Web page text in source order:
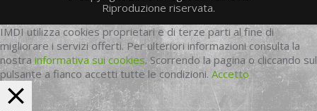
Riproduzione riservata.
IMDI utilizza cookies proprietari e di terze parti al fine di
migliorare i servizi offerti. Per ulteriori informazioni consulta la
nostrainformativa sui cookies. Scorrendo la pagina o cliccando sul
pulsante a fianco accetti tutte le condizioni. Accetto